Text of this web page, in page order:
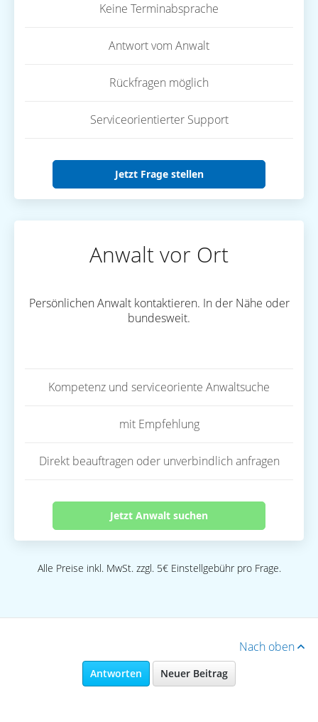
Keine Terminabsprache
Antwort vom Anwalt
Rückfragen möglich
Serviceorientierter Support
Jetzt Frage stellen
Anwalt vor Ort
Persönlichen Anwalt kontaktieren. In der Nähe oder
bundesweit.
Kompetenz und serviceoriente Anwaltsuche
mit Empfehlung
Direkt beauftragen oder unverbindlich anfragen
Jetzt Anwalt suchen
Alle Preise inkl. MwSt. zzgl. 5€ Einstellgebühr pro Frage.
Nach oben
Antworten Neuer Beitrag